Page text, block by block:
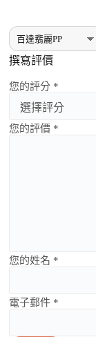
撰寫評價
您的評分 *
您的評價 *
您的姓名 *
電子郵件 *